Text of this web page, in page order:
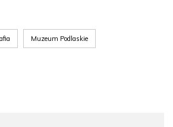
Muzeum Podlaskie